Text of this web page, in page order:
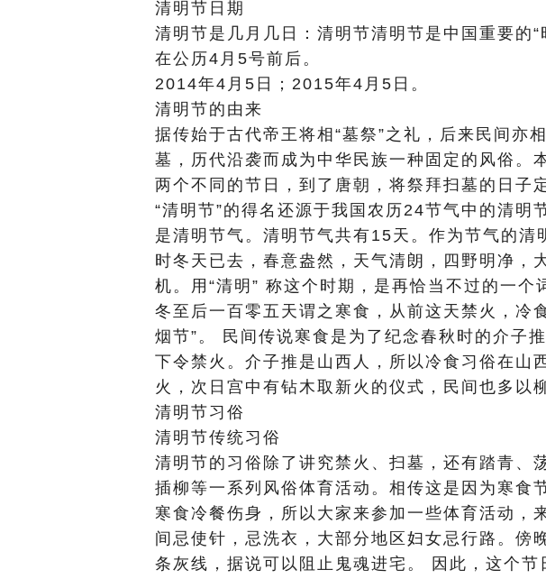
清明节日期
清明节是几月几日：清明节清明节是中国重要的“
在公历4月5号前后。
2014年4月5日；2015年4月5日。
清明节的由来
据传始于古代帝王将相“墓祭”之礼，后来民间亦
墓，历代沿袭而成为中华民族一种固定的风俗。
两个不同的节日，到了唐朝，将祭拜扫墓的日子
“清明节”的得名还源于我国农历24节气中的清明
是清明节气。清明节气共有15天。作为节气的清
时冬天已去，春意盎然，天气清朗，四野明净，
机。用“清明” 称这个时期，是再恰当不过的一个
冬至后一百零五天谓之寒食，从前这天禁火，冷
烟节”。 民间传说寒食是为了纪念春秋时的介子
下令禁火。介子推是山西人，所以冷食习俗在山
火，次日宫中有钻木取新火的仪式，民间也多以
清明节习俗
清明节传统习俗
清明节的习俗除了讲究禁火、扫墓，还有踏青、
插柳等一系列风俗体育活动。相传这是因为寒食
寒食冷餐伤身，所以大家来参加一些体育活动，
间忌使针，忌洗衣，大部分地区妇女忌行路。傍
条灰线，据说可以阻止鬼魂进宅。 因此，这个节